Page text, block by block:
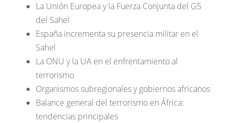
La Unión Europea y la Fuerza Conjunta del G5
del Sahel
España incrementa su presencia militar en el
Sahel
La ONU y la UA en el enfrentamiento al
terrorismo
Organismos subregionales y gobiernos africanos
Balance general del terrorismo en África:
tendencias principales